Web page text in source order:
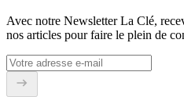
Avec notre Newsletter La Clé,
nos articles pour faire le plein de